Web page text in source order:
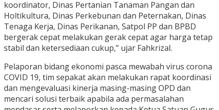
koordinator, Dinas Pertanian Tanaman Pangan dan
Holtikultura, Dinas Perkebunan dan Peternakan, Dinas
Tenaga Kerja, Dinas Perikanan, Satpol PP dan BPBD
bergerak cepat melakukan gerak cepat agar harga tetap
stabil dan ketersediaan cukup,” ujar Fahkrizal.
Pelaporan bidang ekonomi pasca mewabah virus corona
COVID 19, tim sepakat akan melakukan rapat koordinasi
dan mengevaluasi kinerja masing-masing OPD dan
mencari solusi terbaik apabila ada permasalahan